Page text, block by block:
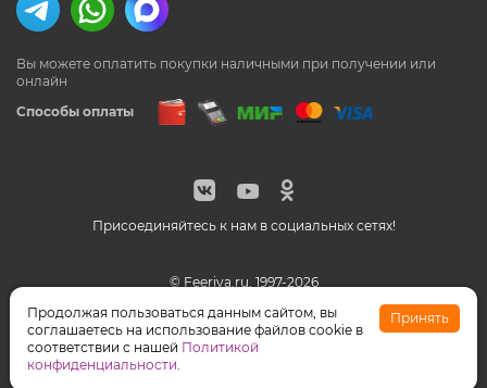
Присоединяйтесь к нам в социальных сетях!
© Feeriya.ru, 1997-2026
Способы оплаты
Вы можете оплатить покупки наличными при получении или
онлайн
WhatsApp принадлежат компании Meta, признанной
экстремистской организацией на территории РФ
Продолжая пользоваться данным сайтом, вы
соглашаетесь на использование файлов cookie в
соответствии с нашей Политикой
конфиденциальности.
Принять